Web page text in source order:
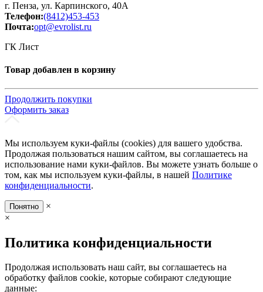
г. Пенза, ул. Карпинского, 40А
Телефон:(8412)453-453
Почта:opt@evrolist.ru
ГК Лист
Товар добавлен в корзину
Продолжить покупки
Оформить заказ
Мы используем куки-файлы (cookies) для вашего удобства.
Продолжая пользоваться нашим сайтом, вы соглашаетесь на
использование нами куки-файлов. Вы можете узнать больше о
том, как мы используем куки-файлы, в нашей Политике
конфиденциальности.
Понятно
×
×
Политика конфиденциальности
Продолжая использовать наш сайт, вы соглашаетесь на
обработку файлов cookie, которые собирают следующие
данные: